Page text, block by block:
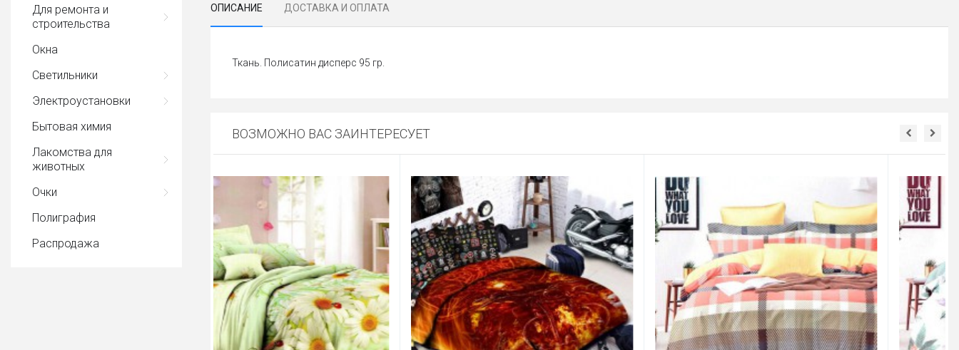
Для ремонта и
строительства
Окна
Светильники
Электроустановки
Бытовая химия
Лакомства для
животных
Очки
Полиграфия
Распродажа
ОПИСАНИЕ ДОСТАВКА И ОПЛАТА
Ткань. Полисатин дисперс 95 гр.
ВОЗМОЖНО ВАС ЗАИНТЕРЕСУЕТ